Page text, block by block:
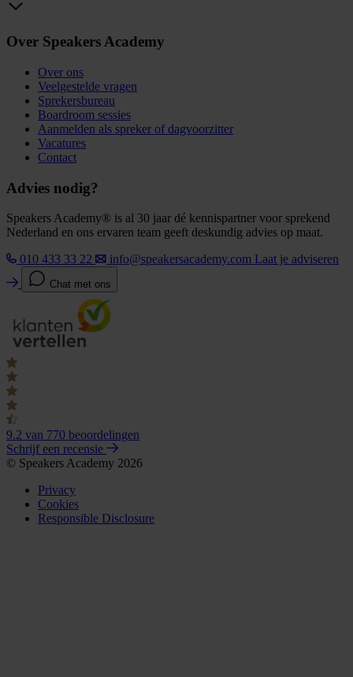
Over Speakers Academy
Over ons
Veelgestelde vragen
Sprekersbureau
Boardroom sessies
Aanmelden als spreker of dagvoorzitter
Vacatures
Contact
Advies nodig?
Speakers Academy® is al 30 jaar dé kennispartner voor sprekend
Nederland en ons ervaren team geeft deskundig advies op maat.
010 433 33 22
info@speakersacademy.com Laat je adviseren
Chat met ons
9.2 van 770 beoordelingen
Schrijf een recensie
© Speakers Academy 2026
Privacy
Cookies
Responsible Disclosure